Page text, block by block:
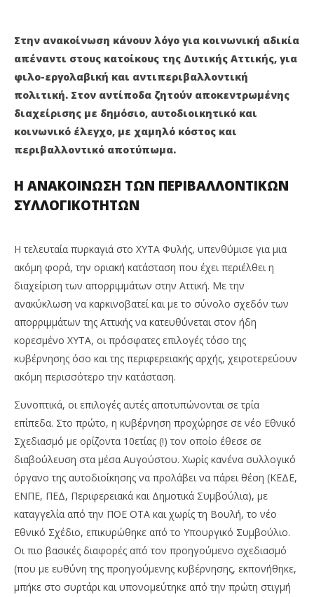
ΑΠΟΡΡΙΜΜΑΤΩΝ ΣΤΗΝ ΑΤΤΙΚΗ ΚΑΙ ΣΕ ΟΛΟΚΛΗΡΗ ΤΗ
ΧΩΡΑ
3
Νοεμβρίου
2020
Maxitis
Petroupolis
Στην ανακοίνωση κάνουν λόγο για κοινωνική αδικία
απέναντι στους κατοίκους της Δυτικής Αττικής, για
φιλο-εργολαβική και αντιπεριβαλλοντική
πολιτική. Στον αντίποδα ζητούν αποκεντρωμένης
διαχείρισης με δημόσιο, αυτοδιοικητικό και
κοινωνικό έλεγχο, με χαμηλό κόστος και
περιβαλλοντικό αποτύπωμα.
Η ΑΝΑΚΟΙΝΩΣΗ ΤΩΝ ΠΕΡΙΒΑΛΛΟΝΤΙΚΩΝ
ΣΥΛΛΟΓΙΚΟΤΗΤΩΝ
Η τελευταία πυρκαγιά στο ΧΥΤΑ Φυλής, υπενθύμισε για μια
ακόμη φορά, την οριακή κατάσταση που έχει περιέλθει η
διαχείριση των απορριμμάτων στην Αττική. Με την
ανακύκλωση να καρκινοβατεί και με το σύνολο σχεδόν των
απορριμμάτων της Αττικής να κατευθύνεται στον ήδη
κορεσμένο ΧΥΤΑ, οι πρόσφατες επιλογές τόσο της
κυβέρνησης όσο και της περιφερειακής αρχής, χειροτερεύουν
ακόμη περισσότερο την κατάσταση.
Συνοπτικά, οι επιλογές αυτές αποτυπώνονται σε τρία
επίπεδα. Στο πρώτο, η κυβέρνηση προχώρησε σε νέο Εθνικό
Σχεδιασμό με ορίζοντα 10ετίας (!) τον οποίο έθεσε σε
διαβούλευση στα μέσα Αυγούστου. Χωρίς κανένα συλλογικό
όργανο της αυτοδιοίκησης να προλάβει να πάρει θέση (ΚΕΔΕ,
ΕΝΠΕ, ΠΕΔ, Περιφερειακά και Δημοτικά Συμβούλια), με
καταγγελία από την ΠΟΕ ΟΤΑ και χωρίς τη Βουλή, το νέο
Εθνικό Σχέδιο, επικυρώθηκε από το Υπουργικό Συμβούλιο.
Οι πιο βασικές διαφορές από τον προηγούμενο σχεδιασμό
(που με ευθύνη της προηγούμενης κυβέρνησης, εκπονήθηκε,
μπήκε στο συρτάρι και υπονομεύτηκε από την πρώτη στιγμή